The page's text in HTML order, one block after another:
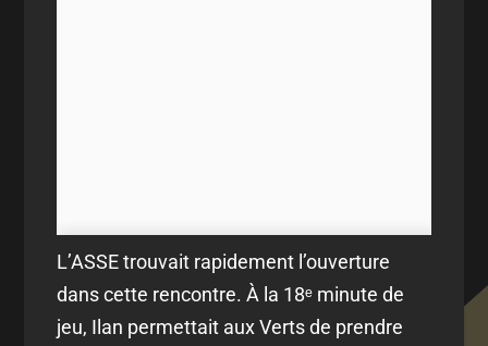
L’ASSE trouvait rapidement l’ouverture
dans cette rencontre. À la 18ᵉ minute de
jeu, Ilan permettait aux Verts de prendre